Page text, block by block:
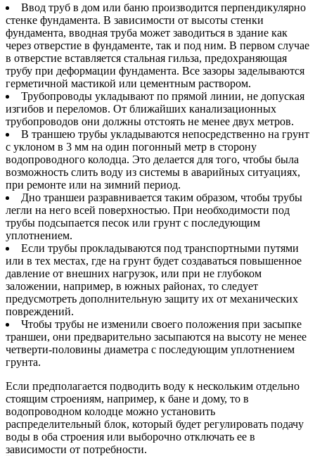
Ввод труб в дом или баню производится перпендикулярно
стенке фундамента. В зависимости от высоты стенки
фундамента, вводная труба может заводиться в здание как
через отверстие в фундаменте, так и под ним. В первом случае
в отверстие вставляется стальная гильза, предохраняющая
трубу при деформации фундамента. Все зазоры заделываются
герметичной мастикой или цементным раствором.
Трубопроводы укладывают по прямой линии, не допуская
изгибов и переломов. От ближайших канализационных
трубопроводов они должны отстоять не менее двух метров.
В траншею трубы укладываются непосредственно на грунт
с уклоном в 3 мм на один погонный метр в сторону
водопроводного колодца. Это делается для того, чтобы была
возможность слить воду из системы в аварийных ситуациях,
при ремонте или на зимний период.
Дно траншеи разравнивается таким образом, чтобы трубы
легли на него всей поверхностью. При необходимости под
трубы подсыпается песок или грунт с последующим
уплотнением.
Если трубы прокладываются под транспортными путями
или в тех местах, где на грунт будет создаваться повышенное
давление от внешних нагрузок, или при не глубоком
заложении, например, в южных районах, то следует
предусмотреть дополнительную защиту их от механических
повреждений.
Чтобы трубы не изменили своего положения при засыпке
траншеи, они предварительно засыпаются на высоту не менее
четверти-половины диаметра с последующим уплотнением
грунта.
Если предполагается подводить воду к нескольким отдельно
стоящим строениям, например, к бане и дому, то в
водопроводном колодце можно установить
распределительный блок, который будет регулировать подачу
воды в оба строения или выборочно отключать ее в
зависимости от потребности.